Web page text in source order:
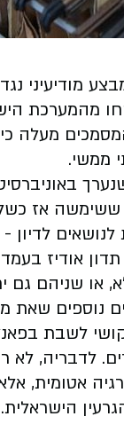
מודיעיני
מעלה
ממשי.
ששימשה אז
לנושאים
תדון אודיז
או שניהם גם
נוספים שאת
קושי לשבת
לדבריה, לא
אטומית,
הישראלית.